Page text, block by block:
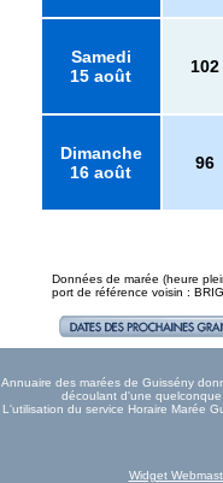
Samedi
15 août
102
Dimanche
16 août
96
Données de marée (heure
port de référence voisin :
Annuaire des marées de Guissény
découlant d'une
L'utilisation du service Horaire Marée
Widget